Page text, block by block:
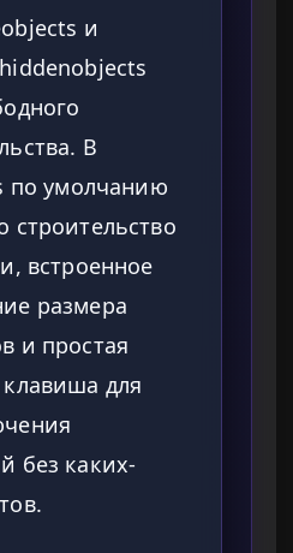
и
В
по умолчанию
строительство
встроенное
размера
и простая
клавиша для
без каких-